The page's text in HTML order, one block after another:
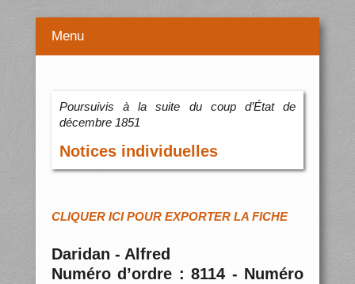
Menu
Poursuivis à la suite du coup d’État de
décembre 1851
Notices individuelles
CLIQUER ICI POUR EXPORTER LA FICHE
Daridan - Alfred
Numéro d’ordre : 8114 - Numéro